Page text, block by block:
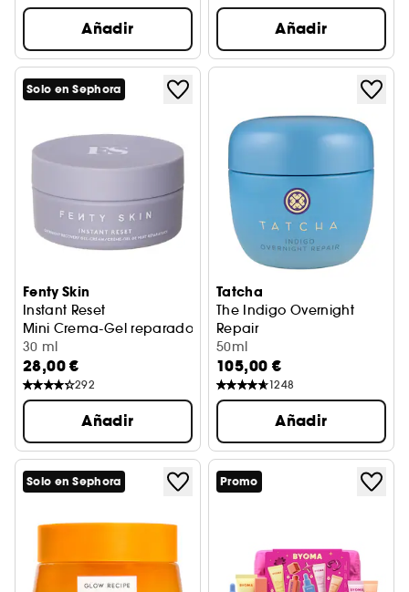
Añadir Añadir
Solo en Sephora
Fenty Skin
Instant Reset
Mini Crema-Gel reparadora de noche con niacinamida
30 ml
28,00 €
292
Añadir
Tatcha
The Indigo Overnight
Repair
Crema Reforzadora De La
50ml
105,00 €
1248
Añadir
Solo en Sephora Promo